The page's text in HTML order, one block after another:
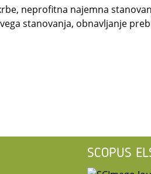
neprofitna najemna
stanovanja, obnavljanje
SCOPUS